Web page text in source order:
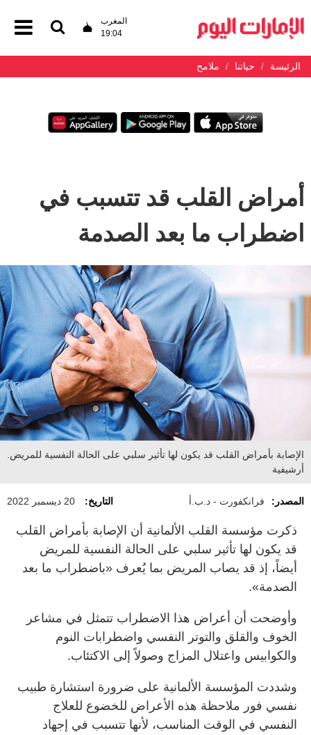
المغرب
19:04
الرئيسة حياتنا ملامح
أمراض القلب قد تتسبب في
اضطراب ما بعد الصدمة
الإصابة بأمراض القلب قد يكون لها تأثير سلبي على الحالة النفسية للمريض.
أرشيفية
المصدر: فرانكفورت - د.ب.أ التاريخ: 20 ديسمبر 2022
ذكرت مؤسسة القلب الألمانية أن الإصابة بأمراض القلب
قد يكون لها تأثير سلبي على الحالة النفسية للمريض
أيضاً، إذ قد يصاب المريض بما يُعرف «باضطراب ما بعد
الصدمة».
وأوضحت أن أعراض هذا الاضطراب تتمثل في مشاعر
الخوف والقلق والتوتر النفسي واضطرابات النوم
والكوابيس واعتلال المزاج وصولاً إلى الاكتئاب.
وشددت المؤسسة الألمانية على ضرورة استشارة طبيب
نفسي فور ملاحظة هذه الأعراض للخضوع للعلاج
النفسي في الوقت المناسب، لأنها تتسبب في إجهاد